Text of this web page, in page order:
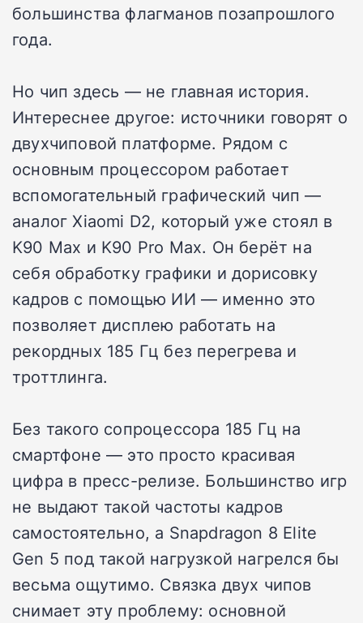
большинства флагманов позапрошлого
года.
Но чип здесь — не главная история.
Интереснее другое: источники говорят о
двухчиповой платформе. Рядом с
основным процессором работает
вспомогательный графический чип —
аналог Xiaomi D2, который уже стоял в
K90 Max и K90 Pro Max. Он берёт на
себя обработку графики и дорисовку
кадров с помощью ИИ — именно это
позволяет дисплею работать на
рекордных 185 Гц без перегрева и
троттлинга.
Без такого сопроцессора 185 Гц на
смартфоне — это просто красивая
цифра в пресс-релизе. Большинство игр
не выдают такой частоты кадров
самостоятельно, а Snapdragon 8 Elite
Gen 5 под такой нагрузкой нагрелся бы
весьма ощутимо. Связка двух чипов
снимает эту проблему: основной